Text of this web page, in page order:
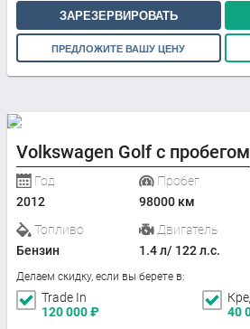
ЗАРЕЗЕРВИРОВАТЬ
ПРЕДЛОЖИТЕ ВАШУ ЦЕНУ
Volkswagen Golf с пробегом
Год
2012
Пробег
98000 км
Топливо
Бензин
Двигатель
1.4 л/ 122 л.с.
Делаем скидку, если вы берете в:
Trade In
120 000₽
40